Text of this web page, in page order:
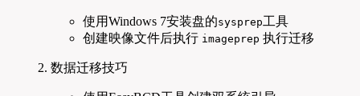
使用Windows 7安装盘的sysprep工具
创建映像文件后执行 imageprep 执行迁移
数据迁移技巧